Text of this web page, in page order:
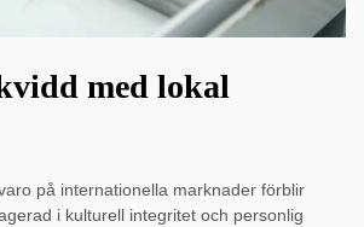
med lokal
på internationella marknader förblir
i kulturell integritet och personlig